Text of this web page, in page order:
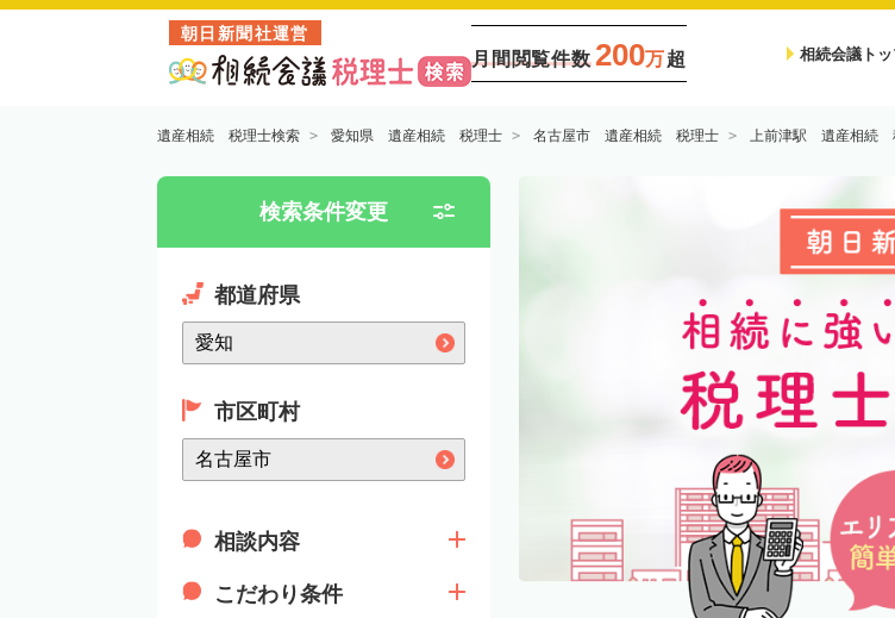
朝日新聞社運営
月間閲覧件数 200万超 相続会議ト
遺産相続 税理士検索 愛知県 遺産相続 税理士 名古屋市 遺産相続 税理士 上前津駅 遺産相続
検索条件変更
都道府県
市区町村
相談内容
こだわり条件